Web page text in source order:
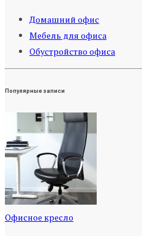
Домашний офис
Мебель для офиса
Обустройство офиса
Популярные записи
Офисное кресло